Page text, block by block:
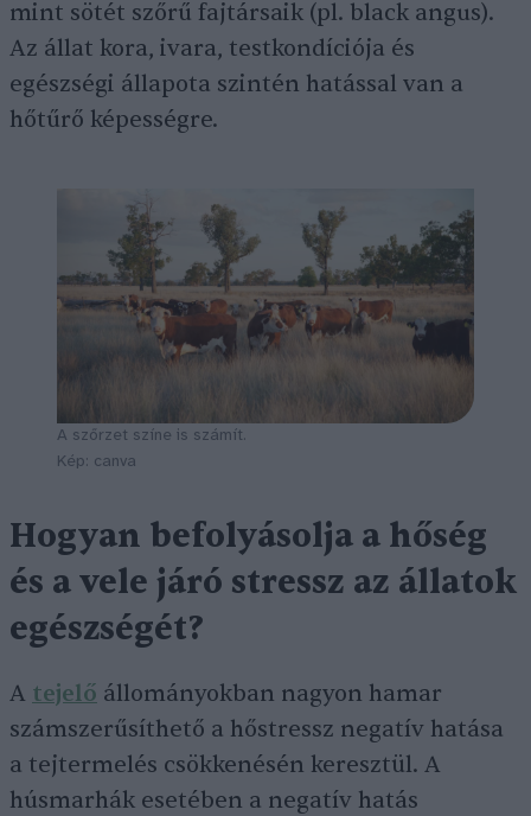
mint sötét szőrű fajtársaik (pl. black angus).
Az állat kora, ivara, testkondíciója és
egészségi állapota szintén hatással van a
hőtűrő képességre.
A szőrzet színe is számít.
Kép: canva
Hogyan befolyásolja a hőség
és a vele járó stressz az állatok
egészségét?
A tejelő állományokban nagyon hamar
számszerűsíthető a hőstressz negatív hatása
a tejtermelés csökkenésén keresztül. A
húsmarhák esetében a negatív hatás